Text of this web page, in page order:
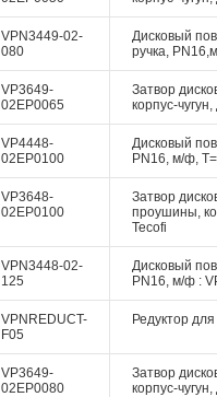
VPN3449-02-
080
Дисковый
ручка,
VP3649-
02EP0065
Затвор
корпус-
VP4448-
02EP0100
Дисковый
PN16, м/ф,
VP3648-
02EP0100
Затвор
проушины,
Tecofi
VPN3448-02-
125
Дисковый
PN16, м/ф :
VPNREDUCT-
F05
Редуктор
VP3649-
02EP0080
Затвор
корпус-